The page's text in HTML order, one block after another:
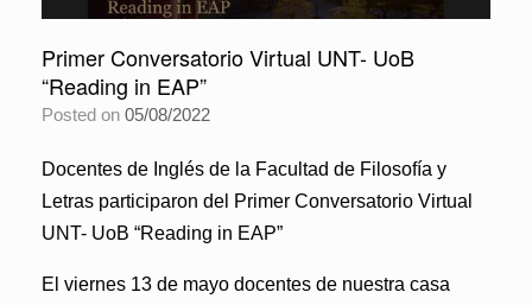
Primer Conversatorio Virtual UNT- UoB
“Reading in EAP”
Posted on 05/08/2022
Docentes de Inglés de la Facultad de Filosofía y
Letras participaron del Primer Conversatorio Virtual
UNT- UoB “Reading in EAP”
El viernes 13 de mayo docentes de nuestra casa